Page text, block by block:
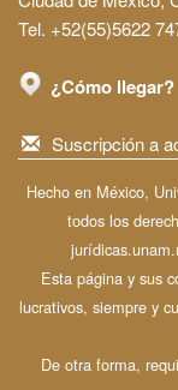
Tel. +52(55)5622
¿Cómo llegar?
Suscripción a
Hecho en México,
todos los
Esta página y sus
lucrativos, siempre y
De otra forma,